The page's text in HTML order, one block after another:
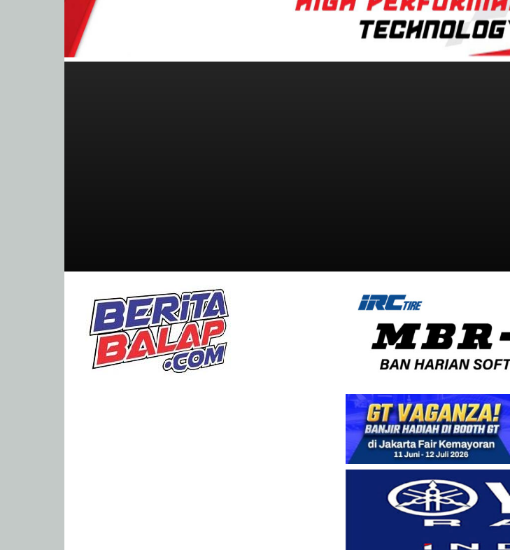
BeritaBalap.com
Portal
Berita
Balap
Paling